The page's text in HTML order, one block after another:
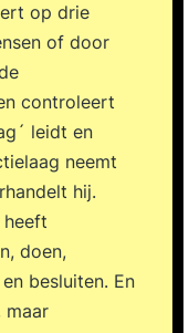
op drie
of door
controleert
leidt en
neemt
hij.
doen,
besluiten. En
maar